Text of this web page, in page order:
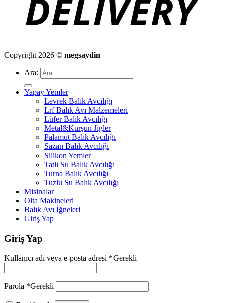
Copyright 2026 © megsaydin
Ara:
Yapay Yemler
Levrek Balık Avcılığı
Lrf Balık Avı Malzemeleri
Lüfer Balık Avcılığı
Metal&Kurşun Jigler
Palamut Balık Avcılığı
Sazan Balık Avcılığı
Silikon Yemler
Tatlı Su Balık Avcılığı
Turna Balık Avcılığı
Tuzlu Su Balık Avcılığı
Misinalar
Olta Makineleri
Balık Avı İğneleri
Giriş Yap
Giriş Yap
Kullanıcı adı veya e-posta adresi *Gerekli
Parola *Gerekli